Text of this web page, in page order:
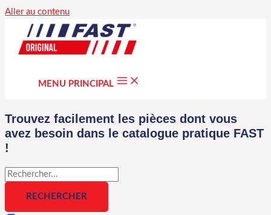
Aller au contenu
MENU PRINCIPAL
Trouvez facilement les pièces dont vous
avez besoin dans le catalogue pratique FAST
!